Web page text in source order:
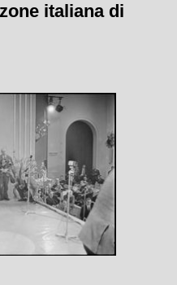
italiana di